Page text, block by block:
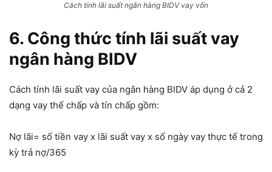
Cách tính lãi suất ngân hàng BIDV vay vốn
6. Công thức tính lãi suất vay
ngân hàng BIDV
Cách tính lãi suất vay của ngân hàng BIDV áp dụng ở cả 2
dạng vay thế chấp và tín chấp gồm:
Nợ lãi= số tiền vay x lãi suất vay x số ngày vay thực tế trong
kỳ trả nợ/365